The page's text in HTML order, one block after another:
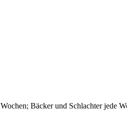
Bäcker und Schlachter jede